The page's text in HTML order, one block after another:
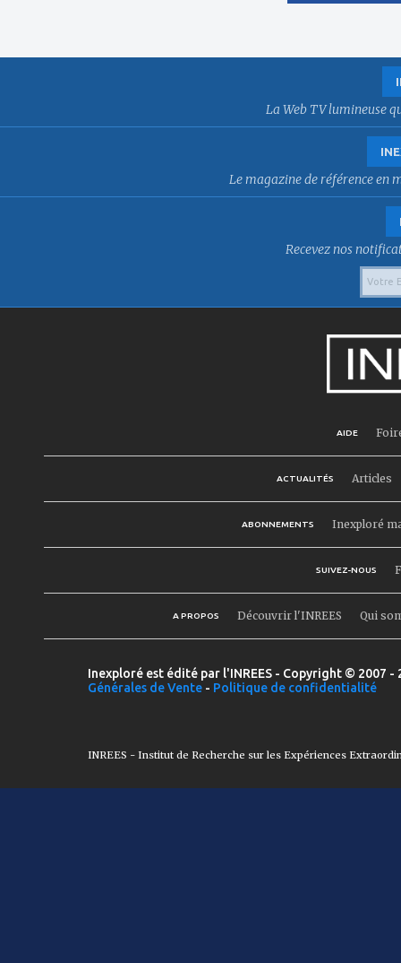
La Web TV lumineuse
Le magazine de référence en
Recevez nos
AIDE
ACTUALITÉS Articles
ABONNEMENTS Inexploré
SUIVEZ-NOUS
A PROPOS Découvrir l'INREES Qui
Inexploré est édité par l'INREES - Copyright © 2007
Générales de Vente - Politique de confidentialité
INREES - Institut de Recherche sur les Expériences